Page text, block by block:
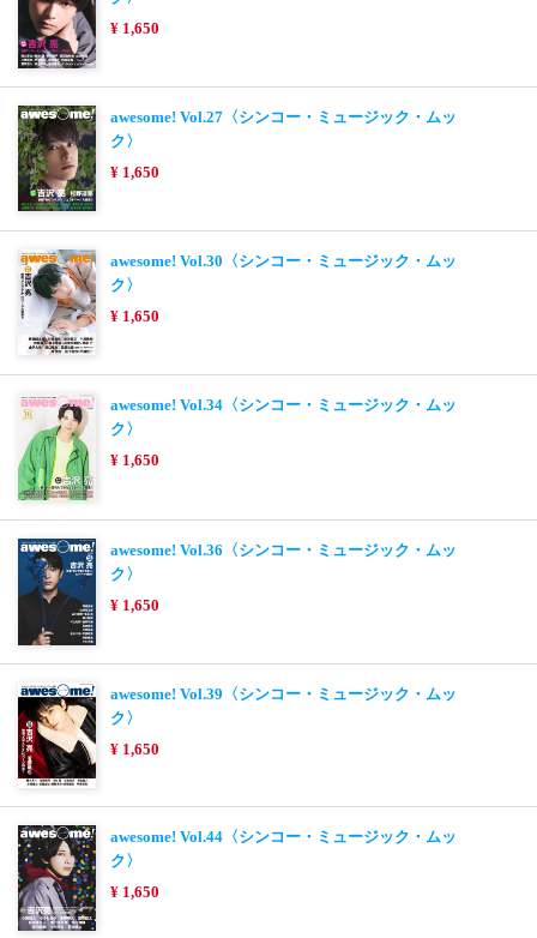
¥ 1,650
awesome! Vol.27〈シンコー・ミュージック・ムッ
ク〉
¥ 1,650
awesome! Vol.30〈シンコー・ミュージック・ムッ
ク〉
¥ 1,650
awesome! Vol.34〈シンコー・ミュージック・ムッ
ク〉
¥ 1,650
awesome! Vol.36〈シンコー・ミュージック・ムッ
ク〉
¥ 1,650
awesome! Vol.39〈シンコー・ミュージック・ムッ
ク〉
¥ 1,650
awesome! Vol.44〈シンコー・ミュージック・ムッ
ク〉
¥ 1,650